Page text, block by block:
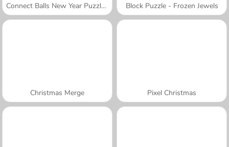
Connect Balls New Year Puzzles! Block Puzzle - Frozen Jewels
Christmas Merge Pixel Christmas